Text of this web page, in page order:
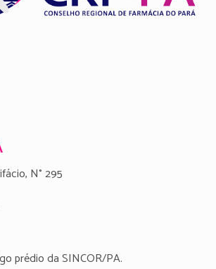
N° 295
prédio da SINCOR/PA.